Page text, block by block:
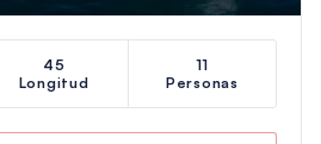
45
Longitud
11
Personas